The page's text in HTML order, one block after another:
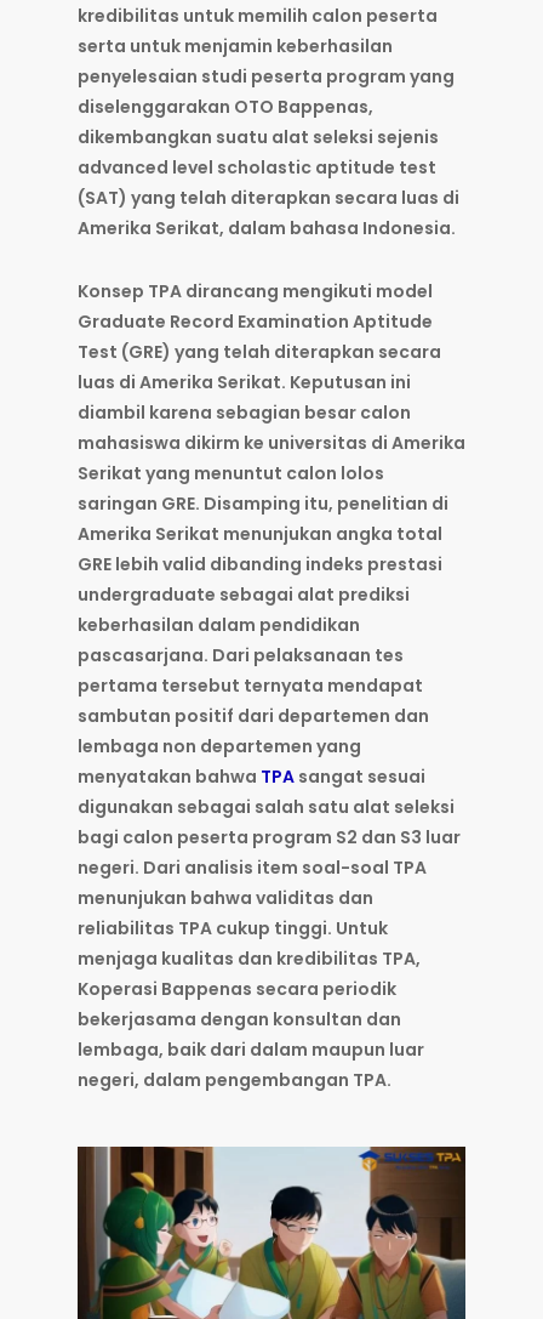
kredibilitas untuk memilih calon peserta
serta untuk menjamin keberhasilan
penyelesaian studi peserta program yang
diselenggarakan OTO Bappenas,
dikembangkan suatu alat seleksi sejenis
advanced level scholastic aptitude test
(SAT) yang telah diterapkan secara luas di
Amerika Serikat, dalam bahasa Indonesia.
Konsep TPA dirancang mengikuti model
Graduate Record Examination Aptitude
Test (GRE) yang telah diterapkan secara
luas di Amerika Serikat. Keputusan ini
diambil karena sebagian besar calon
mahasiswa dikirm ke universitas di Amerika
Serikat yang menuntut calon lolos
saringan GRE. Disamping itu, penelitian di
Amerika Serikat menunjukan angka total
GRE lebih valid dibanding indeks prestasi
undergraduate sebagai alat prediksi
keberhasilan dalam pendidikan
pascasarjana. Dari pelaksanaan tes
pertama tersebut ternyata mendapat
sambutan positif dari departemen dan
lembaga non departemen yang
menyatakan bahwa TPA sangat sesuai
digunakan sebagai salah satu alat seleksi
bagi calon peserta program S2 dan S3 luar
negeri. Dari analisis item soal-soal TPA
menunjukan bahwa validitas dan
reliabilitas TPA cukup tinggi. Untuk
menjaga kualitas dan kredibilitas TPA,
Koperasi Bappenas secara periodik
bekerjasama dengan konsultan dan
lembaga, baik dari dalam maupun luar
negeri, dalam pengembangan TPA.